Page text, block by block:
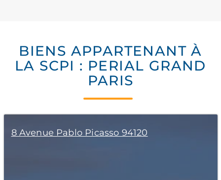
BIENS APPARTENANT À
LA SCPI : PERIAL GRAND
PARIS
8 Avenue Pablo Picasso 94120